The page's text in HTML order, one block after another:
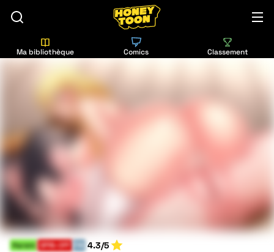
Ma bibliothèque Comics Classement
Harem SPIN-OFF 4.3/5